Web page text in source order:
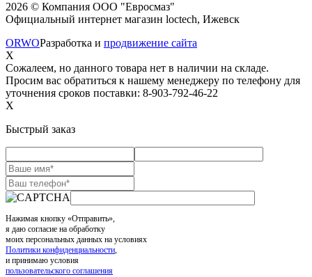
2026 © Компания ООО "Евросмаз"
Официальный интернет магазин loctech, Ижевск
ORWOРазработка и продвижение сайта
X
Сожалеем, но данного товара нет в наличии на складе.
Просим вас обратиться к нашему менеджеру по телефону для
уточнения сроков поставки: 8-903-792-46-22
X
Быстрый заказ
Нажимая кнопку «Отправить»,
я даю согласие на обработку
моих персональных данных на условиях
Политики конфиденциальности,
и принимаю условия
пользовательского соглашения